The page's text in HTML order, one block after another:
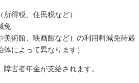
所得税、住民税など）
免
美術館、映画館など）の利用料減免待遇
体によって異なります）
害者年金が支給されます。